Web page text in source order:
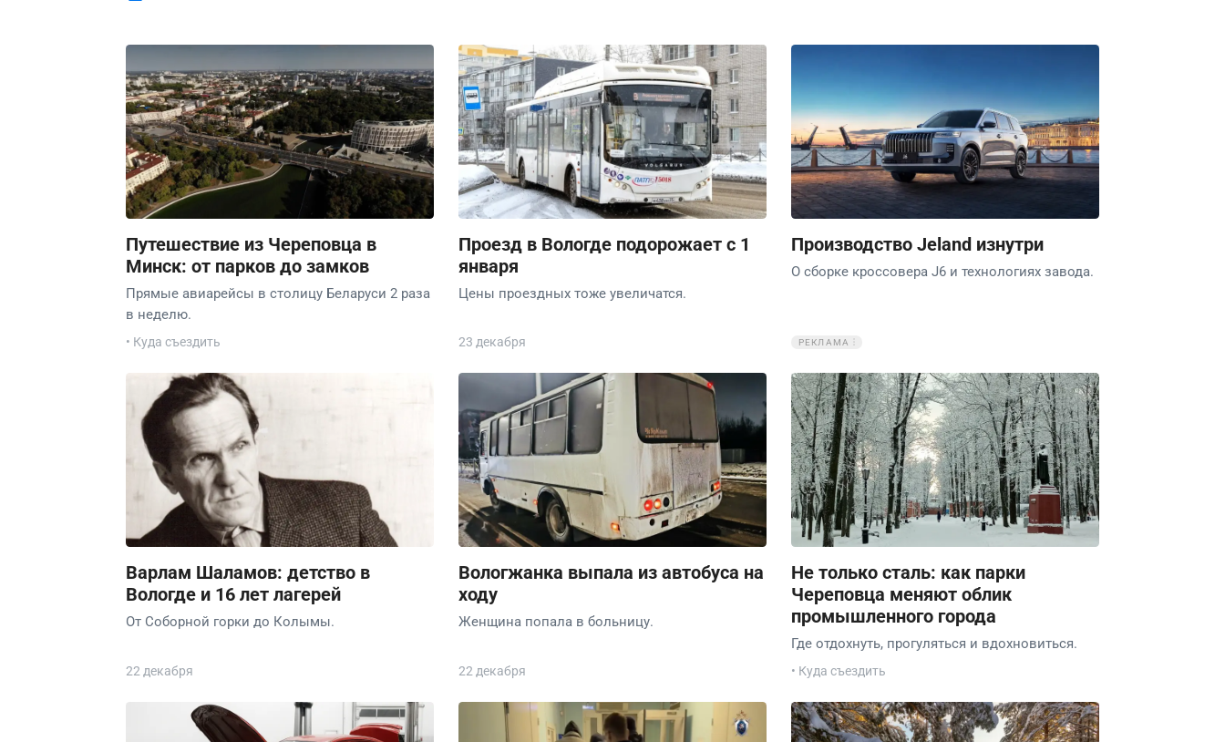
Путешествие из Череповца в
Минск: от парков до замков
Прямые авиарейсы в столицу Беларуси 2 раза
в неделю.
• Куда съездить
Проезд в Вологде подорожает с 1
января
Цены проездных тоже увеличатся.
23 декабря
Производство Jeland изнутри
О сборке кроссовера J6 и технологиях завода.
РЕКЛАМА
Варлам Шаламов: детство в
Вологде и 16 лет лагерей
От Соборной горки до Колымы.
22 декабря
Вологжанка выпала из автобуса на
ходу
Женщина попала в больницу.
22 декабря
Не только сталь: как парки
Череповца меняют облик
промышленного города
Где отдохнуть, прогуляться и вдохновиться.
• Куда съездить